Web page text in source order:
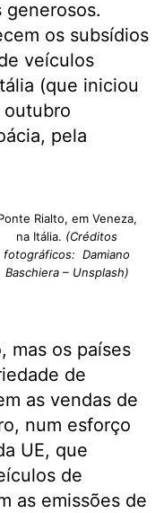
generosos.
os subsídios
veículos
(que iniciou
outubro
pela
Rialto, em Veneza,
na Itália. (Créditos
fotográficos: Damiano
Baschiera – Unsplash)
mas os países
de
as vendas de
num esforço
UE, que
de
as emissões de